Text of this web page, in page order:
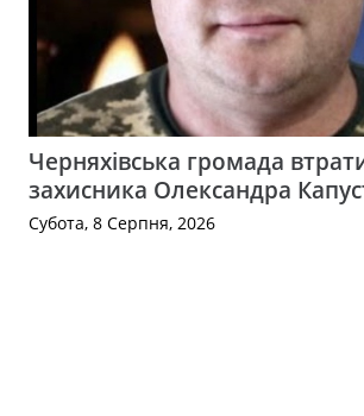
Черняхівська громада
захисника Олександра
Субота, 8 Серпня, 2026